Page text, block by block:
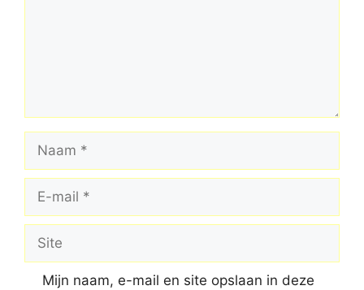
Naam
Site
Mijn naam, e-mail en site opslaan in deze